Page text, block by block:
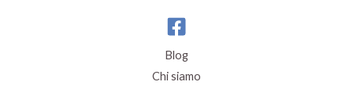
Blog
Chi siamo